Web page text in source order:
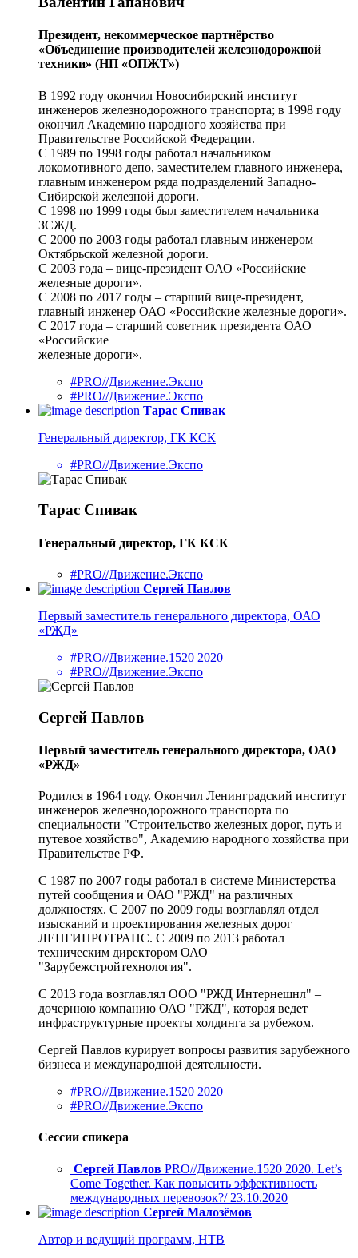
Президент, некоммерческое партнёрство
«Объединение производителей железнодорожной
техники» (НП «ОПЖТ»)
В 1992 году окончил Новосибирский институт
инженеров железнодорожного транспорта; в 1998 году
окончил Академию народного хозяйства при
Правительстве Российской Федерации.
С 1989 по 1998 годы работал начальником
локомотивного депо, заместителем главного инженера,
главным инженером ряда подразделений Западно-
Сибирской железной дороги.
С 1998 по 1999 годы был заместителем начальника
ЗСЖД.
С 2000 по 2003 годы работал главным инженером
Октябрьской железной дороги.
С 2003 года – вице-президент ОАО «Российские
железные дороги».
С 2008 по 2017 годы – старший вице-президент,
главный инженер ОАО «Российские железные дороги».
С 2017 года – старший советник президента ОАО
«Российские
железные дороги».
#PRO//Движение.Экспо
#PRO//Движение.Экспо
Тарас Спивак
Генеральный директор, ГК КСК
#PRO//Движение.Экспо
Тарас Спивак
Генеральный директор, ГК КСК
#PRO//Движение.Экспо
Сергей Павлов
Первый заместитель генерального директора, ОАО
«РЖД»
#PRO//Движение.1520 2020
#PRO//Движение.Экспо
Сергей Павлов
Первый заместитель генерального директора, ОАО
«РЖД»
Родился в 1964 году. Окончил Ленинградский институт
инженеров железнодорожного транспорта по
специальности "Строительство железных дорог, путь и
путевое хозяйство", Академию народного хозяйства при
Правительстве РФ.
С 1987 по 2007 годы работал в системе Министерства
путей сообщения и ОАО "РЖД" на различных
должностях. С 2007 по 2009 годы возглавлял отдел
изысканий и проектирования железных дорог
ЛЕНГИПРОТРАНС. С 2009 по 2013 работал
техническим директором ОАО
"Зарубежстройтехнология".
С 2013 года возглавлял ООО "РЖД Интернешнл" –
дочернюю компанию ОАО "РЖД", которая ведет
инфраструктурные проекты холдинга за рубежом.
Сергей Павлов курирует вопросы развития зарубежного
бизнеса и международной деятельности.
#PRO//Движение.1520 2020
#PRO//Движение.Экспо
Сессии спикера
Сергей Павлов PRO//Движение.1520 2020. Let’s
Come Together. Как повысить эффективность
международных перевозок?/ 23.10.2020
Сергей Малозёмов
Автор и ведущий программ, НТВ